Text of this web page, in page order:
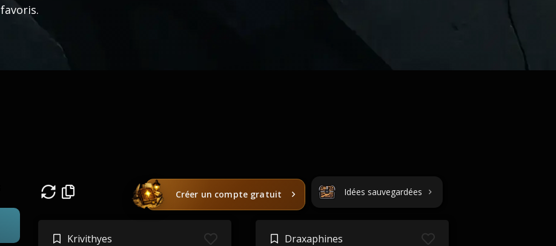
favoris.
Créer un compte gratuit Idées sauvegardées
Krivithyes Draxaphines